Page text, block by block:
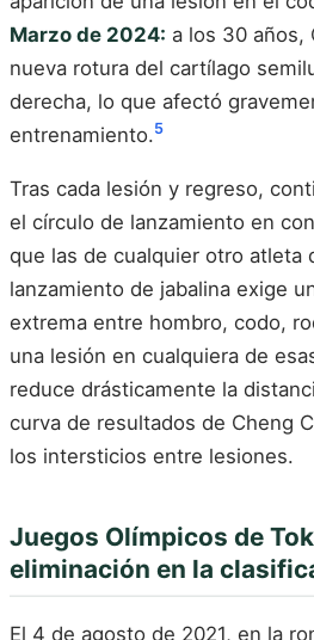
Marzo de 2024: a los 30 años,
nueva rotura del cartílago
derecha, lo que afectó
entrenamiento.5
Tras cada lesión y regreso,
el círculo de lanzamiento en
que las de cualquier otro atleta
lanzamiento de jabalina exige
extrema entre hombro, codo,
una lesión en cualquiera de
reduce drásticamente la
curva de resultados de Cheng
los intersticios entre lesiones.
Juegos Olímpicos de
eliminación en la
El 4 de agosto de 2021, en la